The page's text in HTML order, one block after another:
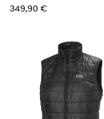
349,90 €